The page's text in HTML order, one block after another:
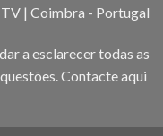
| Coimbra - Portugal
a esclarecer todas as
questões.Contacte aqui